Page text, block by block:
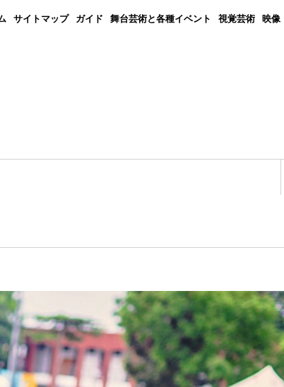
サイトマップ ガイド 舞台芸術と各種イベント 視覚芸術 映像